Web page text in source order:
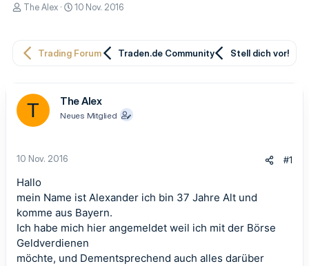
E
e
r
The Alex
E
e
m
10 Nov. 2016
Trading Forum Traden.de Community Stell dich vor!
T The Alex
Neues Mitglied
10 Nov. 2016 #1
Hallo
mein Name ist Alexander ich bin 37 Jahre Alt und
komme aus Bayern.
Ich habe mich hier angemeldet weil ich mit der Börse
Geldverdienen
möchte, und Dementsprechend auch alles darüber